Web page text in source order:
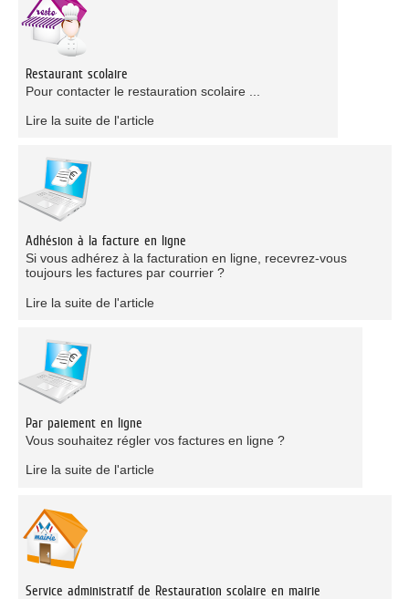
Restaurant scolaire
Pour contacter le restauration scolaire ...
Lire la suite de l'article
Adhésion à la facture en ligne
Si vous adhérez à la facturation en ligne, recevrez-vous
toujours les factures par courrier ?
Lire la suite de l'article
Par paiement en ligne
Vous souhaitez régler vos factures en ligne ?
Lire la suite de l'article
Service administratif de Restauration scolaire en mairie